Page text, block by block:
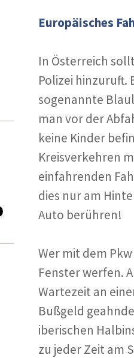
Europäisches
In Österreich
Polizei hinzuruft.
sogenannte
man vor der
keine Kinder
Kreisverkehren
einfahrenden
dies nur am
Auto berühren!
Wer mit dem
Fenster werfen.
Wartezeit an
Bußgeld
iberischen
zu jeder Zeit am